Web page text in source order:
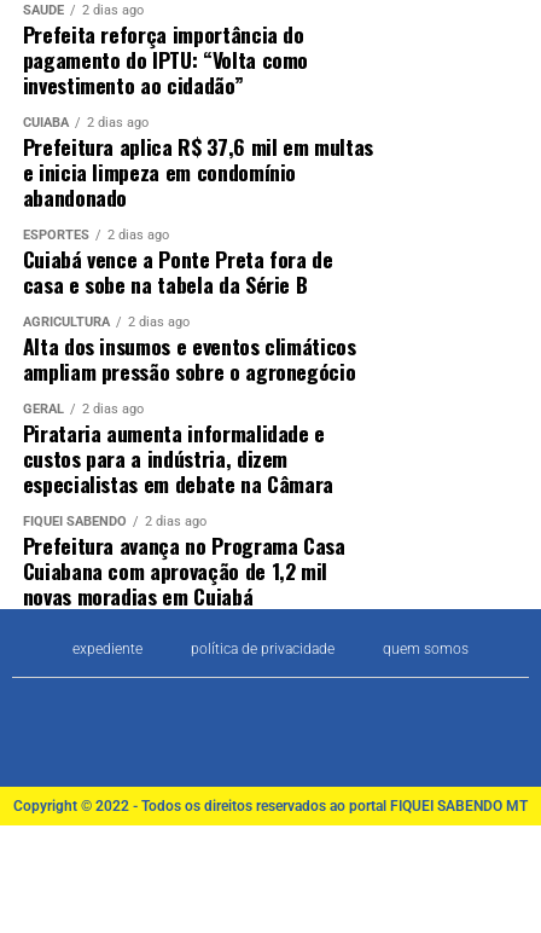
SAÚDE 2 dias ago
Prefeita reforça importância do
pagamento do IPTU: “Volta como
investimento ao cidadão”
CUIABÁ 2 dias ago
Prefeitura aplica R$ 37,6 mil em multas
e inicia limpeza em condomínio
abandonado
ESPORTES 2 dias ago
Cuiabá vence a Ponte Preta fora de
casa e sobe na tabela da Série B
AGRICULTURA 2 dias ago
Alta dos insumos e eventos climáticos
ampliam pressão sobre o agronegócio
GERAL 2 dias ago
Pirataria aumenta informalidade e
custos para a indústria, dizem
especialistas em debate na Câmara
FIQUEI SABENDO 2 dias ago
Prefeitura avança no Programa Casa
Cuiabana com aprovação de 1,2 mil
novas moradias em Cuiabá
expediente política de privacidade quem somos
Copyright © 2022 - Todos os direitos reservados ao portal FIQUEI SABENDO MT